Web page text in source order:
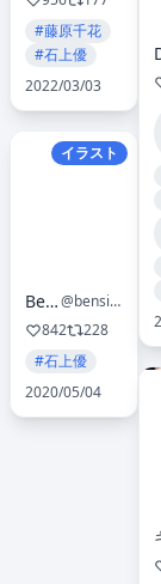
#藤原千花
#石上優
2022/03/03
イラスト
Bensin
@bensinmujin
842
228
#石上優
2020/05/04